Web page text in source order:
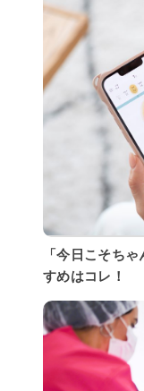
「今日こそち
すめはコレ！